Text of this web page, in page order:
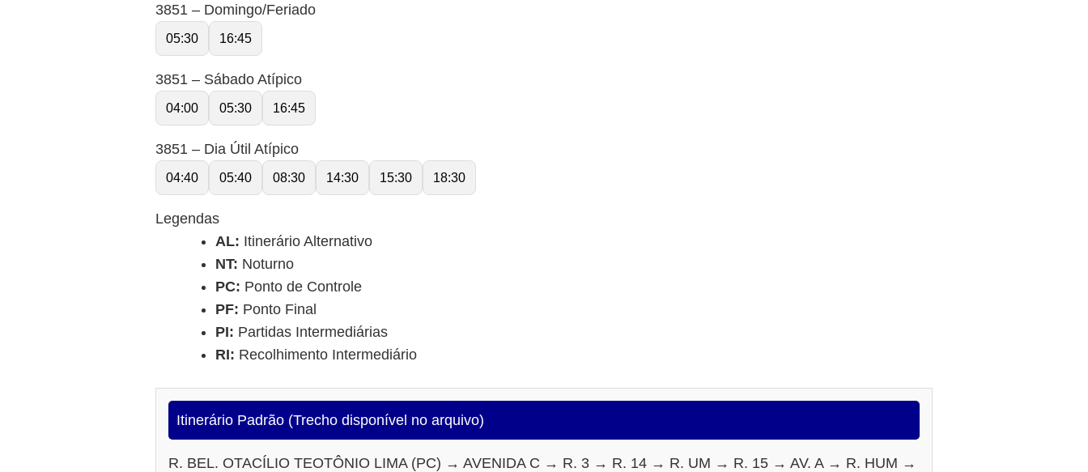
3851 – Domingo/Feriado
05:30 16:45
3851 – Sábado Atípico
04:00 05:30 16:45
3851 – Dia Útil Atípico
04:40 05:40 08:30 14:30 15:30 18:30
Legendas
AL: Itinerário Alternativo
NT: Noturno
PC: Ponto de Controle
PF: Ponto Final
PI: Partidas Intermediárias
RI: Recolhimento Intermediário
Itinerário Padrão (Trecho disponível no arquivo)
R. BEL. OTACÍLIO TEOTÔNIO LIMA (PC) → AVENIDA C → R. 3 → R. 14 → R. UM → R. 15 → AV. A → R. HUM →